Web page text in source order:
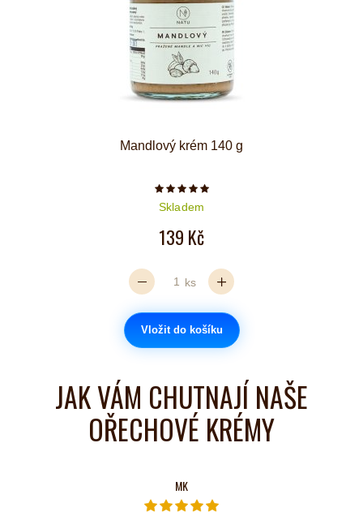
Mandlový krém 140 g
Počet hvězdiček je 5 z 5
Skladem
139 Kč
ks
Vložit do košíku
JAK VÁM CHUTNAJÍ NAŠE
OŘECHOVÉ KRÉMY
MK